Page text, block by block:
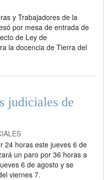
y Trabajadores de la
por mesa de entrada de
de Ley de
la docencia de Tierra del
judiciales de
24 horas este jueves 6 de
un paro por 36 horas a
6 de agosto y se
viernes 7.